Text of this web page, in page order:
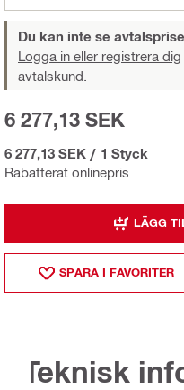
Du kan inte se
Logga in eller registrera dig
avtalskund.
Rabatterat onlinepris
6 277,13 SEK
6 277,13 SEK / 1 Styck
LÄGG
SPARA I FAVORITER
Teknisk